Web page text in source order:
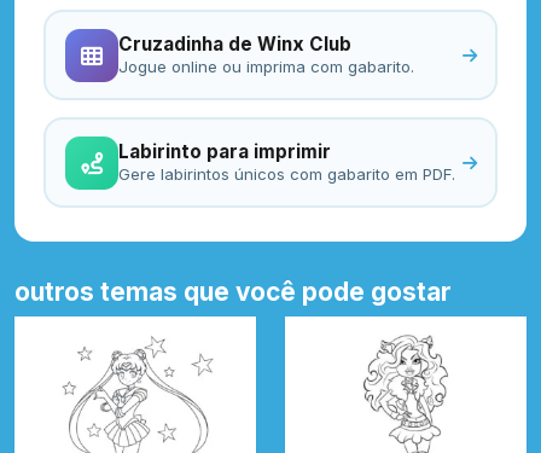
Cruzadinha de Winx Club
Jogue online ou imprima com gabarito.
Labirinto para imprimir
Gere labirintos únicos com gabarito em PDF.
outros temas que você pode gostar